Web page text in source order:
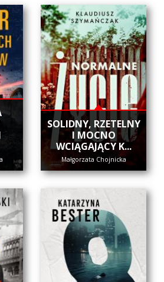
SOLIDNY, RZETELNY
I MOCNO
WCIĄGAJĄCY K...
Małgorzata Chojnicka